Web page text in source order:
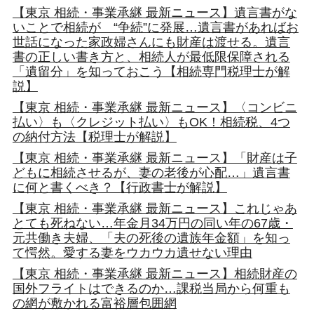
【東京 相続・事業承継 最新ニュース】遺言書がな
いことで相続が “争続”に発展…遺言書があればお
世話になった家政婦さんにも財産は渡せる。遺言
書の正しい書き方と、相続人が最低限保障される
「遺留分」を知っておこう【相続専門税理士が解
説】
【東京 相続・事業承継 最新ニュース】〈コンビニ
払い〉も〈クレジット払い〉もOK！相続税、4つ
の納付方法【税理士が解説】
【東京 相続・事業承継 最新ニュース】「財産は子
どもに相続させるが、妻の老後が心配…」遺言書
に何と書くべき？【行政書士が解説】
【東京 相続・事業承継 最新ニュース】これじゃあ
とても死ねない…年金月34万円の同い年の67歳・
元共働き夫婦、「夫の死後の遺族年金額」を知っ
て愕然。愛する妻をウカウカ遺せない理由
【東京 相続・事業承継 最新ニュース】相続財産の
国外フライトはできるのか…課税当局から何重も
の網が敷かれる富裕層包囲網